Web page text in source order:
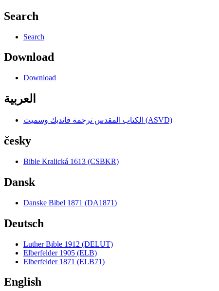
Search
Search
Download
Download
العربية
الكتاب المقدس ترجمة فانديك وسميث (ASVD)
česky
Bible Kralická 1613 (CSBKR)
Dansk
Danske Bibel 1871 (DA1871)
Deutsch
Luther Bible 1912 (DELUT)
Elberfelder 1905 (ELB)
Elberfelder 1871 (ELB71)
English